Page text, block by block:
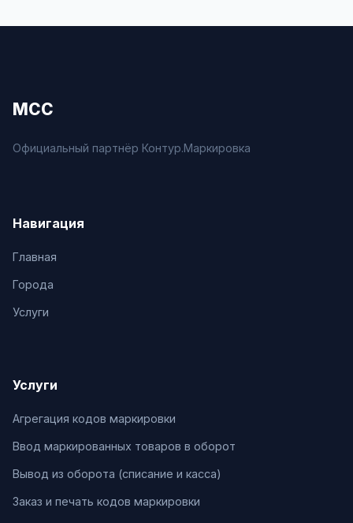
МСС
Официальный партнёр Контур.Маркировка
Навигация
Главная
Города
Услуги
Услуги
Агрегация кодов маркировки
Ввод маркированных товаров в оборот
Вывод из оборота (списание и касса)
Заказ и печать кодов маркировки